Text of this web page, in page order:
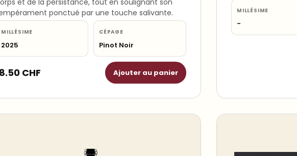
ponctué par une touche salivante.
MILLÉSIME
2025
CÉPAGE
Pinot Noir
CHF Ajouter au panier
MILLÉSIME
-